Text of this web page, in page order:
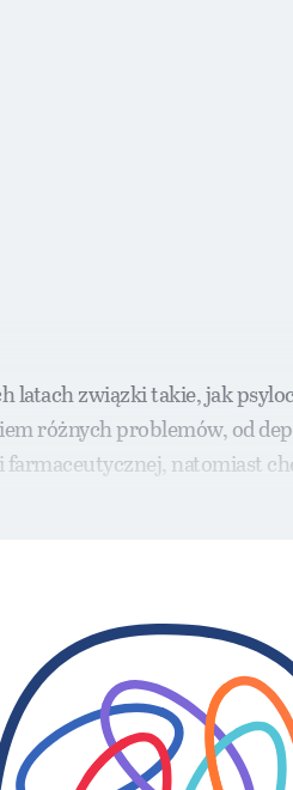
latach związki takie, jak
różnych problemów, od
natomiast